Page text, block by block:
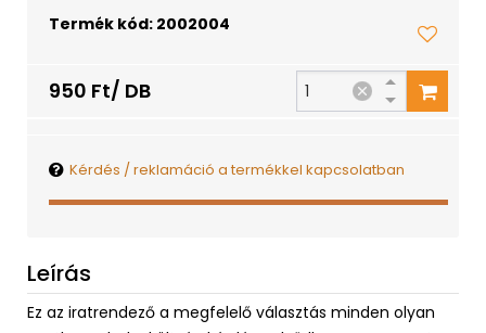
Termék kód: 2002004
950 Ft/ DB
Kérdés / reklamáció a termékkel kapcsolatban
Leírás
Ez az iratrendező a megfelelő választás minden olyan